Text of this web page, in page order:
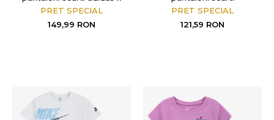
Disney Mickey Mouse
PRET SPECIAL
149,99 RON
ESSENTIALS
PRET SPECIAL
121,59 RON